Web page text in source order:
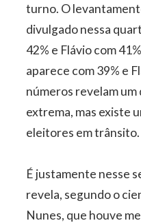
turno. O
divulgado nessa
42% e Flávio com
aparece com 39% e
números revelam
extrema, mas existe
eleitores em trânsito.
É justamente nesse
revela, segundo o
Nunes, que houve